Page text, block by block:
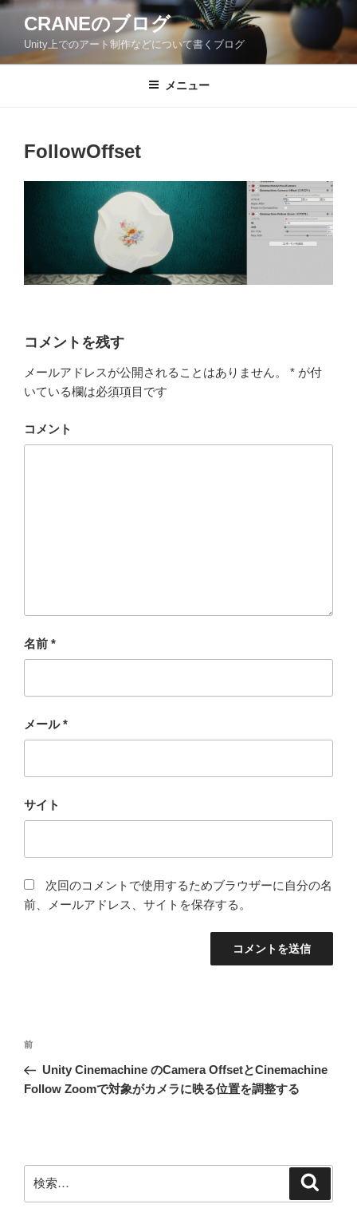
コ
ン
CRANEのブログ
Unity上でのアート制作などについて書くブログ
メニュー
FollowOffset
コメントを残す
メールアドレスが公開されることはありません。 * が付
いている欄は必須項目です
コメント
名前 *
メール*
サイト
次回のコメントで使用するためブラウザーに自分の名
前、メールアドレス、サイトを保存する。
投
ナ
シ
ョ
前
の
投
前
Unity Cinemachine のCamera OffsetとCinemachine
Follow Zoomで対象がカメラに映る位置を調整する
検
索: